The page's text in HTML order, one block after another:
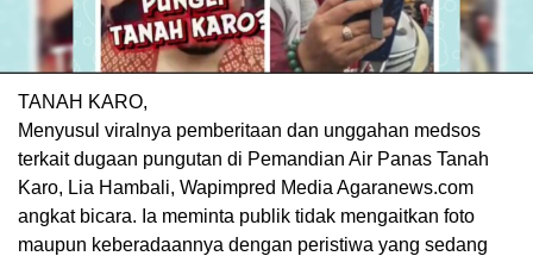
TANAH KARO,
Menyusul viralnya pemberitaan dan unggahan medsos
terkait dugaan pungutan di Pemandian Air Panas Tanah
Karo, Lia Hambali, Wapimpred Media Agaranews.com
angkat bicara. Ia meminta publik tidak mengaitkan foto
maupun keberadaannya dengan peristiwa yang sedang